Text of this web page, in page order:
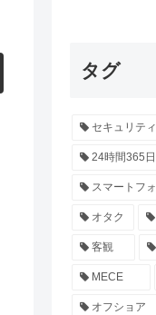
タグ
セキュリティ
24時間365日
スマートフ
オタク
客観
MECE
オフショア